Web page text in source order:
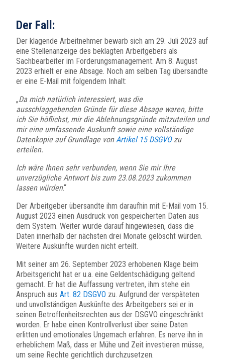
Der Fall:
Der klagende Arbeitnehmer bewarb sich am 29. Juli 2023 auf
eine Stellenanzeige des beklagten Arbeitgebers als
Sachbearbeiter im Forderungsmanagement. Am 8. August
2023 erhielt er eine Absage. Noch am selben Tag übersandte
er eine E-Mail mit folgendem Inhalt:
„Da mich natürlich interessiert, was die
ausschlaggebenden Gründe für diese Absage waren, bitte
ich Sie höflichst, mir die Ablehnungsgründe mitzuteilen und
mir eine umfassende Auskunft sowie eine vollständige
Datenkopie auf Grundlage von Artikel 15 DSGVOzu
erteilen.
Ich wäre Ihnen sehr verbunden, wenn Sie mir Ihre
unverzügliche Antwort bis zum 23.08.2023 zukommen
lassen würden.“
Der Arbeitgeber übersandte ihm daraufhin mit E-Mail vom 15.
August 2023 einen Ausdruck von gespeicherten Daten aus
dem System. Weiter wurde darauf hingewiesen, dass die
Daten innerhalb der nächsten drei Monate gelöscht würden.
Weitere Auskünfte wurden nicht erteilt.
Mit seiner am 26. September 2023 erhobenen Klage beim
Arbeitsgericht hat er u.a. eine Geldentschädigung geltend
gemacht. Er hat die Auffassung vertreten, ihm stehe ein
Anspruch aus Art. 82 DSGVO zu. Aufgrund der verspäteten
und unvollständigen Auskünfte des Arbeitgebers sei er in
seinen Betroffenheitsrechten aus der DSGVO eingeschränkt
worden. Er habe einen Kontrollverlust über seine Daten
erlitten und emotionales Ungemach erfahren. Es nerve ihn in
erheblichem Maß, dass er Mühe und Zeit investieren müsse,
um seine Rechte gerichtlich durchzusetzen.